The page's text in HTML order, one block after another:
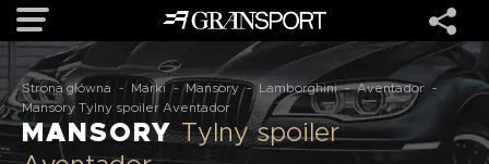
OFERTA
Strona główna - Marki - Mansory - Lamborghini - Aventador -
Mansory Tylny spoiler Aventador
MANSORYTylny spoiler